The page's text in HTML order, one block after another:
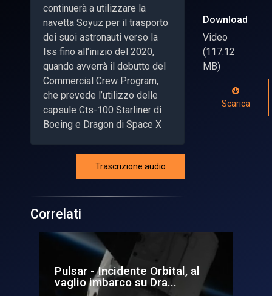
continuerà a utilizzare la
navetta Soyuz per il trasporto
dei suoi astronauti verso la
Iss fino all’inizio del 2020,
quando avverrà il debutto del
Commercial Crew Program,
che prevede l’utilizzo delle
capsule Cts-100 Starliner di
Boeing e Dragon di Space X
Trascrizione audio
Download
Video
(117.12
MB)
Scarica
Correlati
Deep Space: Gateway, l’Italia
protagonista per la pr...